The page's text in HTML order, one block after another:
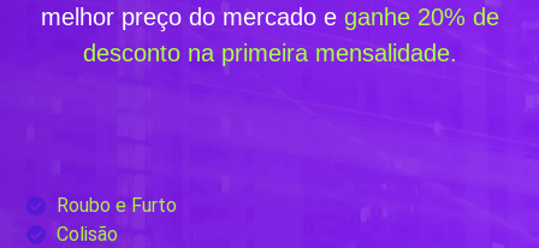
melhor preço do mercado e ganhe 20% de
desconto na primeira mensalidade.
Roubo e Furto
Colisão